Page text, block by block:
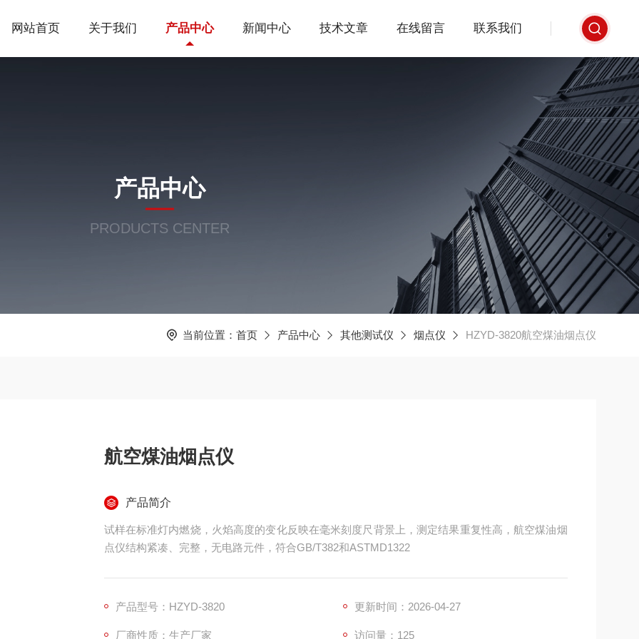
网站首页 关于我们 产品中心 新闻中心 技术文章 在线留言 联系我们
产品中心
PRODUCTS CENTER
当前位置： 首页 产品中心 其他测试仪 烟点仪 HZYD-3820航空煤油烟点仪
航空煤油烟点仪
产品简介
试样在标准灯内燃烧，火焰高度的变化反映在毫米刻度尺背景上，测定结果重复性高，航空煤油烟
点仪结构紧凑、完整，无电路元件，符合GB/T382和ASTMD1322
产品型号：HZYD-3820 更新时间：2026-04-27
厂商性质：生产厂家 访问量：125